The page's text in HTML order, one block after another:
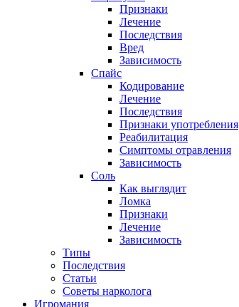
Признаки
Лечение
Последствия
Вред
Зависимость
Спайс
Кодирование
Лечение
Последствия
Признаки употребления
Реабилитация
Симптомы отравления
Зависимость
Соль
Как выглядит
Ломка
Признаки
Лечение
Зависимость
Типы
Последствия
Статьи
Советы нарколога
Игромания